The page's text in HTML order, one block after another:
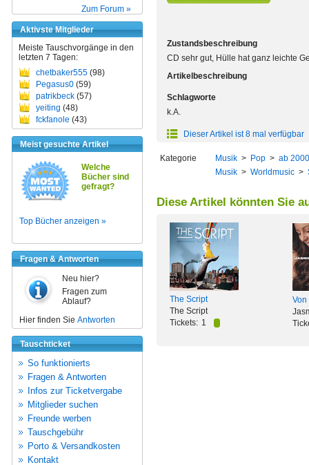
Zum Forum »
Aktivste Mitglieder
Meiste Tauschvorgänge in den
letzten 7 Tagen:
chetbaker555 (98)
Pegasus0 (59)
patrikbeck (57)
yeiting (48)
fckfanole (43)
Meist gesuchte Artikel
Welche
Bücher sind
gefragt?
Top Bücher anzeigen »
Fragen & Antworten
Neu hier?
Fragen zum
Ablauf?
Hier finden Sie Antworten
Tauschticket
So funktionierts
Fragen & Antworten
Infos zur Ticketvergabe
Mitglieder suchen
Freunde werben
Tauschgebühr
Porto & Versandkosten
Kontakt
Zustandsbeschreibung
CD sehr gut, Hülle hat ganz leichte
Artikelbeschreibung
Schlagworte
k.A.
Dieser Artikel ist 8 mal verfügbar
Kategorie Musik > Pop > ab 2000
Musik > Worldmusic >
Diese Artikel könnten Sie
The Script
The Script
Tickets: 1
Von